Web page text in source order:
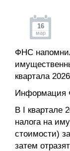
16
мар
ФНС
квартала
Информация
В I квартале
налога на
стоимости)
затем